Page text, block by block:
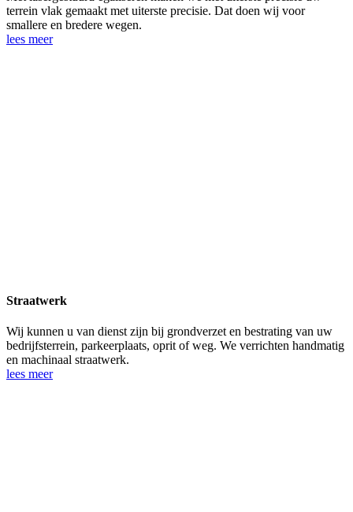
terrein vlak gemaakt met uiterste precisie. Dat doen wij voor
smallere en bredere wegen.
lees meer
Straatwerk
Wij kunnen u van dienst zijn bij grondverzet en bestrating van uw
bedrijfsterrein, parkeerplaats, oprit of weg. We verrichten handmatig
en machinaal straatwerk.
lees meer